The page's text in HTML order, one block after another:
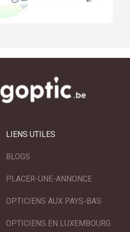
LIENS UTILES
BLOGS
PLACER-UNE-ANNONCE
OPTICIENS AUX PAYS-BAS
OPTICIENS EN LUXEMBOURG